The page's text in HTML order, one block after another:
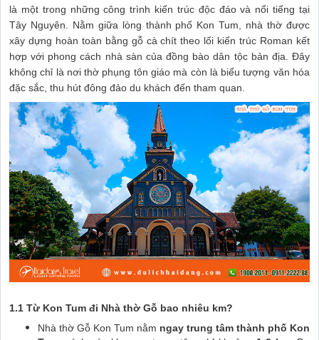
là một trong những công trình kiến trúc độc đáo và nổi tiếng tại
Tây Nguyên. Nằm giữa lòng thành phố Kon Tum, nhà thờ được
xây dựng hoàn toàn bằng gỗ cà chít theo lối kiến trúc Roman kết
hợp với phong cách nhà sàn của đồng bào dân tộc bản địa. Đây
không chỉ là nơi thờ phụng tôn giáo mà còn là biểu tượng văn hóa
đặc sắc, thu hút đông đảo du khách đến tham quan.
1.1 Từ Kon Tum đi Nhà thờ Gỗ bao nhiêu km?
Nhà thờ Gỗ Kon Tum nằm ngay trung tâm thành phố Kon